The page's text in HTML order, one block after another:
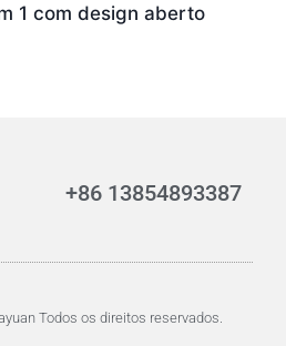
1 com design aberto
+86 13854893387
Todos os direitos reservados.